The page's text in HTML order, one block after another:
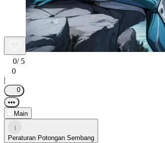
0/ 5
0
|
0
•••
Main
i
Peraturan Potongan Sembang